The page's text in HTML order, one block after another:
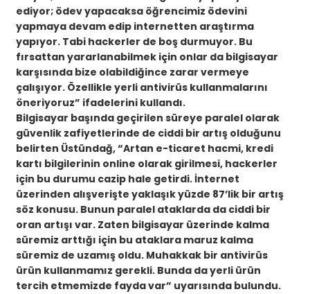
ediyor; ödev yapacaksa öğrencimiz ödevini
yapmaya devam edip internetten araştırma
yapıyor. Tabi hackerler de boş durmuyor. Bu
fırsattan yararlanabilmek için onlar da bilgisayar
karşısında bize olabildiğince zarar vermeye
çalışıyor. Özellikle yerli antivirüs kullanmalarını
öneriyoruz” ifadelerini kullandı.
Bilgisayar başında geçirilen süreye paralel olarak
güvenlik zafiyetlerinde de ciddi bir artış olduğunu
belirten Üstündağ, “Artan e-ticaret hacmi, kredi
kartı bilgilerinin online olarak girilmesi, hackerler
için bu durumu cazip hale getirdi. İnternet
üzerinden alışverişte yaklaşık yüzde 87’lik bir artış
söz konusu. Bunun paralel ataklarda da ciddi bir
oran artışı var. Zaten bilgisayar üzerinde kalma
süremiz arttığı için bu ataklara maruz kalma
süremiz de uzamış oldu. Muhakkak bir antivirüs
ürün kullanmamız gerekli. Bunda da yerli ürün
tercih etmemizde fayda var” uyarısında bulundu.